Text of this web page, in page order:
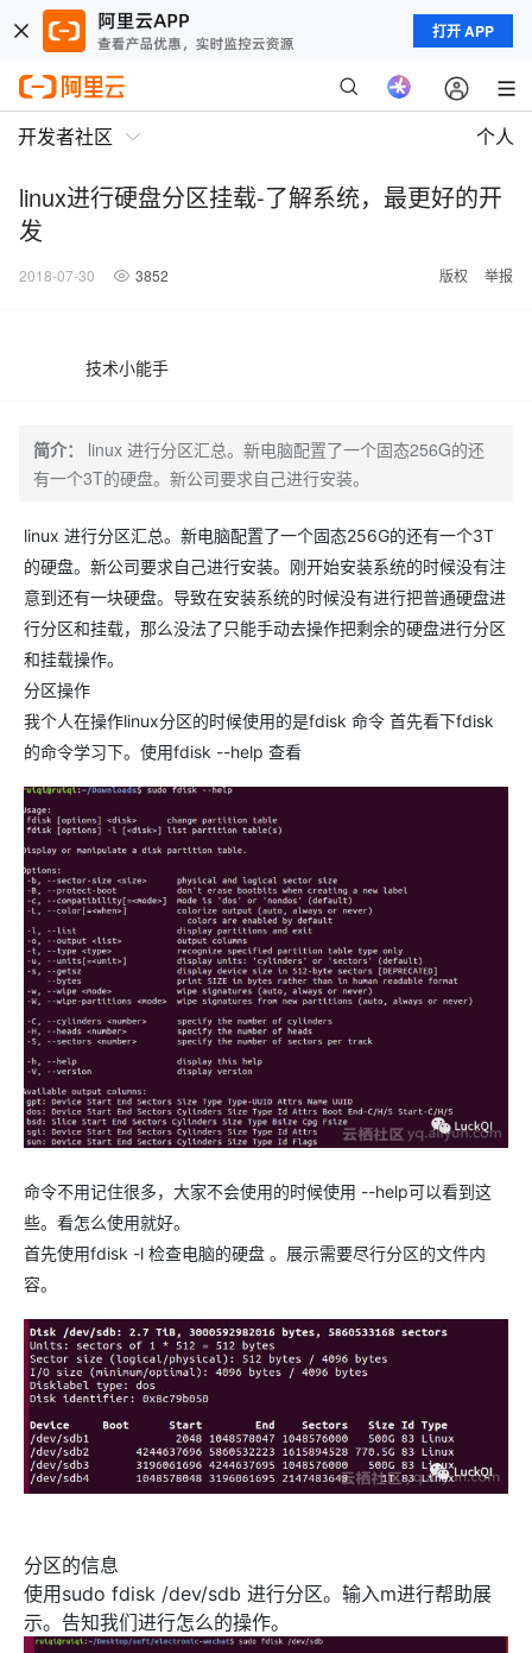
打开 APP
开发者社区 个人
linux进行硬盘分区挂载-了解系统，最更好的开
发
2018-07-30 3852 版权 举报
技术小能手
简介：
linux 进行分区汇总。新电脑配置了一个固态256G的还
有一个3T的硬盘。新公司要求自己进行安装。
linux 进行分区汇总。新电脑配置了一个固态256G的还有一个3T
的硬盘。新公司要求自己进行安装。刚开始安装系统的时候没有注
意到还有一块硬盘。导致在安装系统的时候没有进行把普通硬盘进
行分区和挂载，那么没法了只能手动去操作把剩余的硬盘进行分区
和挂载操作。
分区操作
我个人在操作linux分区的时候使用的是fdisk 命令 首先看下fdisk
的命令学习下。使用fdisk --help 查看
命令不用记住很多，大家不会使用的时候使用 --help可以看到这
些。看怎么使用就好。
首先使用fdisk -l 检查电脑的硬盘 。展示需要尽行分区的文件内
容。
分区的信息
使用sudo fdisk /dev/sdb 进行分区。输入m进行帮助展
示。告知我们进行怎么的操作。